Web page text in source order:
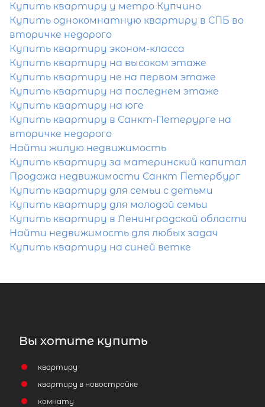
Отправить заявку
Популярное
2-комнатная квартира площадью
ЛО, Выборгский р-н, Выборг г,
Купить квартиру у метро Купчино
Купить однокомнатную квартиру в СПБ во
вторичке недорого
Купить квартиру эконом-класса
Купить квартиру на высоком этаже
Купить квартиру не на первом этаже
Купить квартиру на последнем этаже
Купить квартиру на юге
Купить квартиру в Санкт-Петерурге на
вторичке недорого
Найти жилую недвижимость
Купить квартиру за материнский капитал
Продажа недвижимости Санкт Петербург
Купить квартиру для семьи с детьми
Купить квартиру для молодой семьи
Купить квартиру в Ленинградской области
Найти недвижимость для любых задач
Купить квартиру на синей ветке
Вы хотите купить
квартиру
квартиру в новостройке
комнату